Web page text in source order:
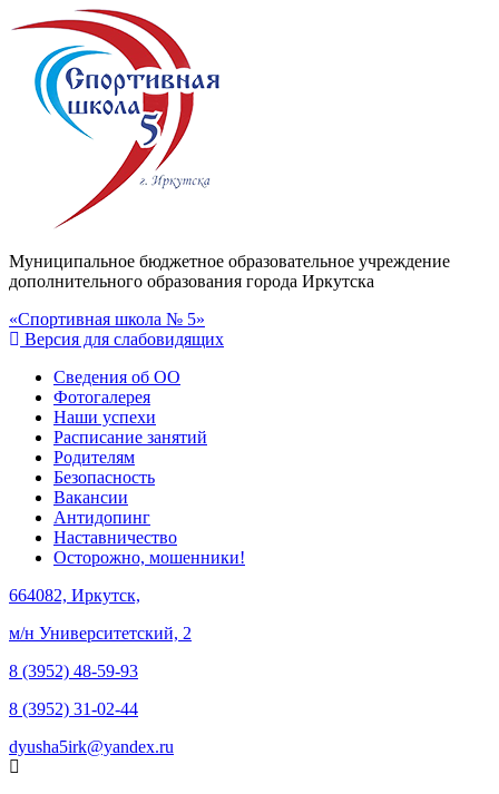
Муниципальное бюджетное образовательное учреждение
дополнительного образования города Иркутска
«Спортивная школа № 5»
Версия для слабовидящих
Сведения об ОО
Фотогалерея
Наши успехи
Расписание занятий
Родителям
Безопасность
Вакансии
Антидопинг
Наставничество
Осторожно, мошенники!
664082, Иркутск,
м/н Университетский, 2
8 (3952) 48-59-93
8 (3952) 31-02-44
dyusha5irk@yandex.ru